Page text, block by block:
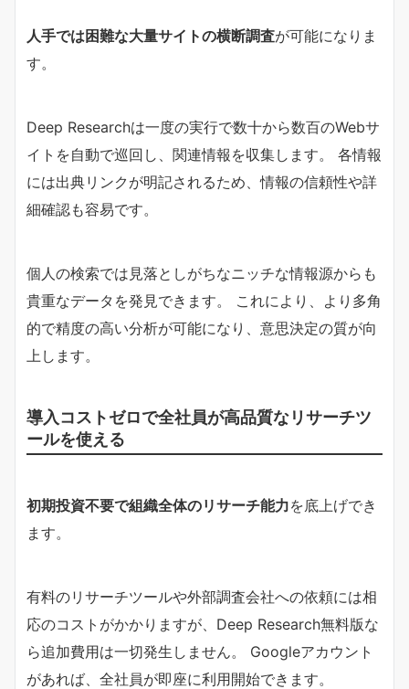
人手では困難な大量サイトの横断調査が可能になりま
す。
Deep Researchは一度の実行で数十から数百のWebサ
イトを自動で巡回し、関連情報を収集します。 各情報
には出典リンクが明記されるため、情報の信頼性や詳
細確認も容易です。
個人の検索では見落としがちなニッチな情報源からも
貴重なデータを発見できます。 これにより、より多角
的で精度の高い分析が可能になり、意思決定の質が向
上します。
導入コストゼロで全社員が高品質なリサーチツ
ールを使える
初期投資不要で組織全体のリサーチ能力を底上げでき
ます。
有料のリサーチツールや外部調査会社への依頼には相
応のコストがかかりますが、Deep Research無料版な
ら追加費用は一切発生しません。 Googleアカウント
があれば、全社員が即座に利用開始できます。